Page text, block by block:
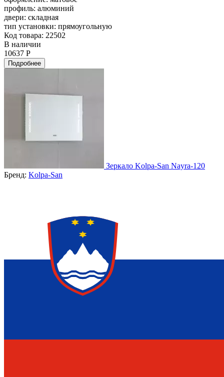
профиль: алюминий
двери: складная
тип установки: прямоугольную
Код товара: 22502
В наличии
10637 Р
Подробнее
Зеркало Kolpa-San Nayra-120
Бренд: Kolpa-San